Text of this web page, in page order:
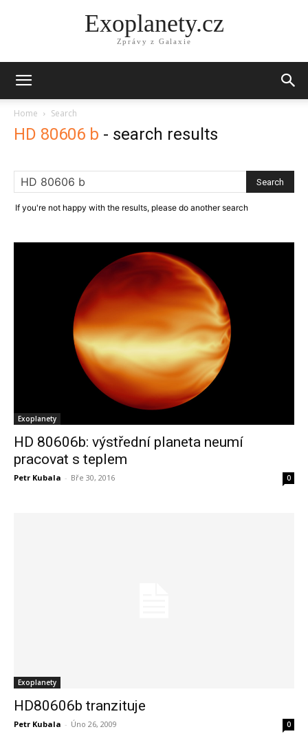
Exoplanety.cz
Zprávy z Galaxie
Home Search
HD 80606 b - search results
If you're not happy with the results, please do another search
Exoplanety
HD 80606b: výstřední planeta neumí
pracovat s teplem
Petr Kubala - Bře 30, 2016 0
Exoplanety
HD80606b tranzituje
Petr Kubala - Úno 26, 2009 0